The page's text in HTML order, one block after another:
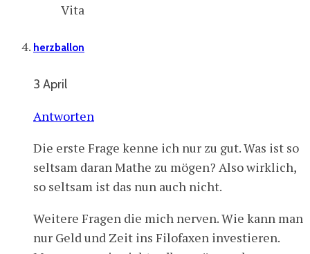
Vita
herzballon
3 April
Antworten
Die erste Frage kenne ich nur zu gut. Was ist so
seltsam daran Mathe zu mögen? Also wirklich,
so seltsam ist das nun auch nicht.
Weitere Fragen die mich nerven. Wie kann man
nur Geld und Zeit ins Filofaxen investieren.